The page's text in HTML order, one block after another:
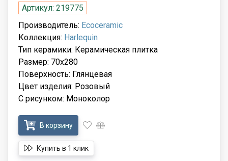
Артикул: 219775
Производитель: Ecoceramic
Коллекция: Harlequin
Тип керамики: Керамическая плитка
Размер: 70x280
Поверхность: Глянцевая
Цвет изделия: Розовый
С рисунком: Моноколор
В корзину
Купить в 1 клик